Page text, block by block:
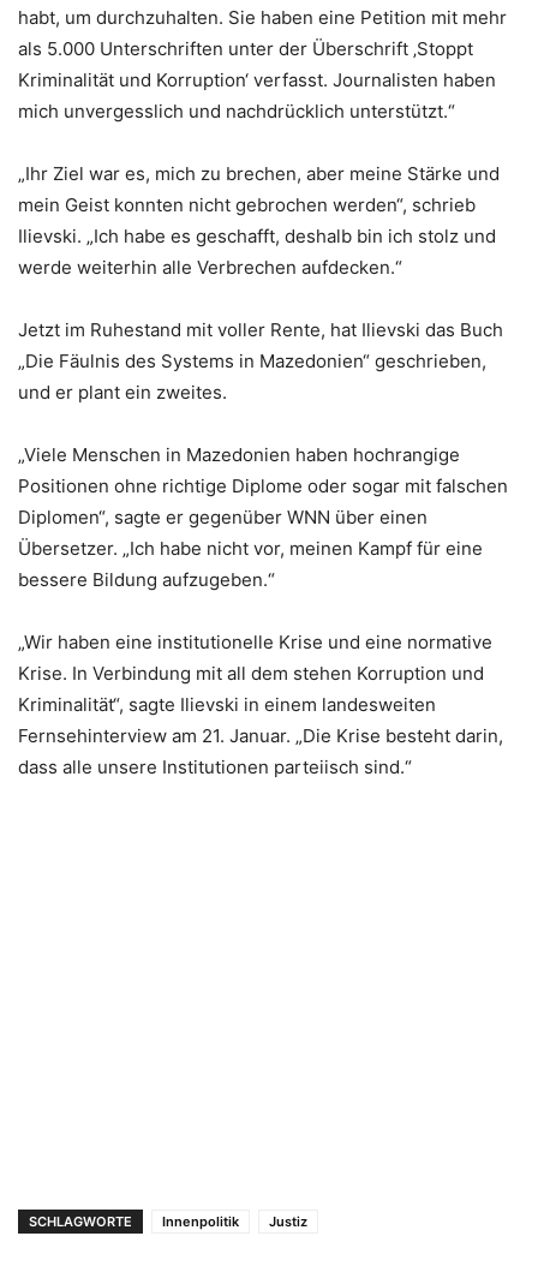
habt, um durchzuhalten. Sie haben eine Petition mit mehr
als 5.000 Unterschriften unter der Überschrift ‚Stoppt
Kriminalität und Korruption‘ verfasst. Journalisten haben
mich unvergesslich und nachdrücklich unterstützt.“
„Ihr Ziel war es, mich zu brechen, aber meine Stärke und
mein Geist konnten nicht gebrochen werden“, schrieb
Ilievski. „Ich habe es geschafft, deshalb bin ich stolz und
werde weiterhin alle Verbrechen aufdecken.“
Jetzt im Ruhestand mit voller Rente, hat Ilievski das Buch
„Die Fäulnis des Systems in Mazedonien“ geschrieben,
und er plant ein zweites.
„Viele Menschen in Mazedonien haben hochrangige
Positionen ohne richtige Diplome oder sogar mit falschen
Diplomen“, sagte er gegenüber WNN über einen
Übersetzer. „Ich habe nicht vor, meinen Kampf für eine
bessere Bildung aufzugeben.“
„Wir haben eine institutionelle Krise und eine normative
Krise. In Verbindung mit all dem stehen Korruption und
Kriminalität“, sagte Ilievski in einem landesweiten
Fernsehinterview am 21. Januar. „Die Krise besteht darin,
dass alle unsere Institutionen parteiisch sind.“
SCHLAGWORTE Innenpolitik Justiz